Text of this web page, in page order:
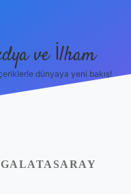
ve İlham
dünyaya yeni bakış!